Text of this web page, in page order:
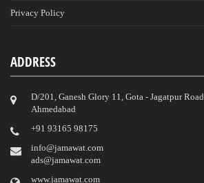
Privacy Policy
ADDRESS
D/201, Ganesh Glory 11, Gota - Jagatpur
Ahmedabad
‎+91 93165 98175
info@jamawat.com
ads@jamawat.com
www.jamawat.com